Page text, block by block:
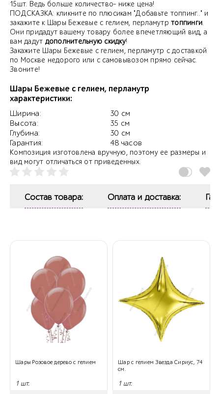
15шт. Ведь больше количество- ниже цена!
ПОДСКАЗКА: кликните по плюсикам "Добавьте топпинг.." и
закажите к Шары Бежевые с гелием, перламутр топпинги.
Они придадут вашему товару более впечетляющий вид, а
вам дадут дополнительную скидку!
Закажите Шары Бежевые с гелием, перламутр с доставкой
по Москве недорого или с самовывозом прямо сейчас.
Звоните!
Шары Бежевые с гелием, перламутр
характеристики:
Ширина:
Высота:
Глубина:
Гарантия:
30 см
35 см
30 см
48 часов
Композиция изготовлена вручную, поэтому ее размеры и
вид могут отличаться от приведенных.
Состав товара: Оплата и доставка:
Шары Розовое дерево с гелием
1 шт.
Шар с гелием Звезда Сириус, 74
см.
1 шт.